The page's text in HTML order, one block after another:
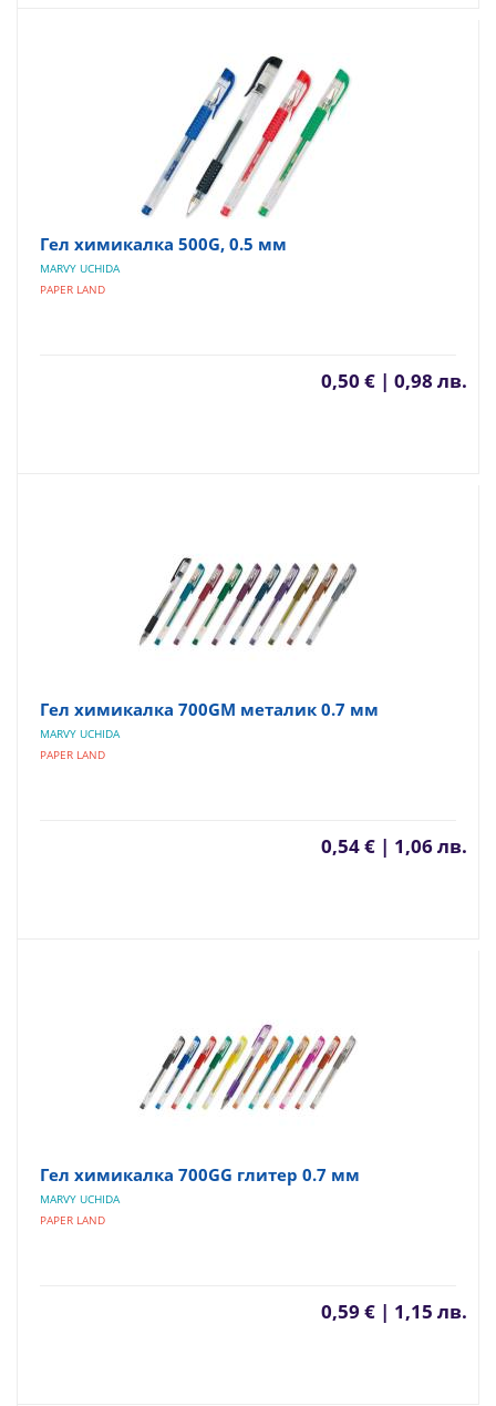
Гел химикалка 500G, 0.5 мм
MARVY UCHIDA
PAPER LAND
0,50 € | 0,98 лв.
Гел химикалка 700GM металик 0.7 мм
MARVY UCHIDA
PAPER LAND
0,54 € | 1,06 лв.
Гел химикалка 700GG глитер 0.7 мм
MARVY UCHIDA
PAPER LAND
0,59 € | 1,15 лв.